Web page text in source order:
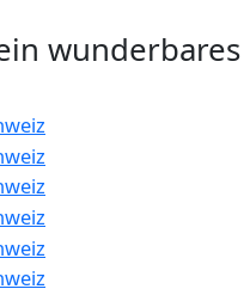
wunderbares